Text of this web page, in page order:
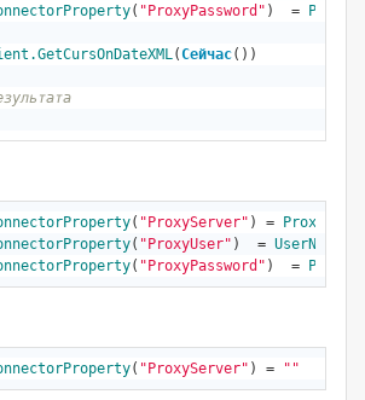
( "ProxyPassword" )  =
(Сейчас())
( "ProxyServer" ) =
( "ProxyUser" )  = UserName
( "ProxyPassword" )  =
( "ProxyServer" ) = " "